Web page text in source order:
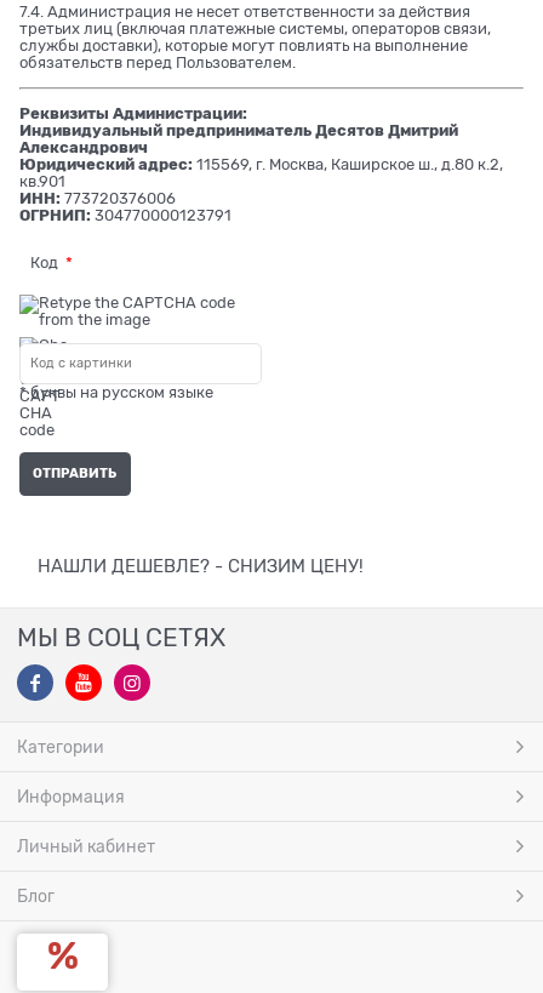
7.4. Администрация не несет ответственности за действия
третьих лиц (включая платежные системы, операторов связи,
службы доставки), которые могут повлиять на выполнение
обязательств перед Пользователем.
Реквизиты Администрации:
Индивидуальный предприниматель Десятов Дмитрий
Александрович
Юридический адрес: 115569, г. Москва, Каширское ш., д.80 к.2,
кв.901
ИНН: 773720376006
ОГРНИП: 304770000123791
Код
* буквы на русском языке
НАШЛИ ДЕШЕВЛЕ? - СНИЗИМ ЦЕНУ!
МЫ В СОЦ СЕТЯХ
Категории
Информация
Личный кабинет
Блог